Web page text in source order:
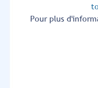
Pour plus